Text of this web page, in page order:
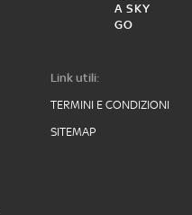
A SKY
GO
Link utili:
TERMINI E CONDIZIONI
SITEMAP